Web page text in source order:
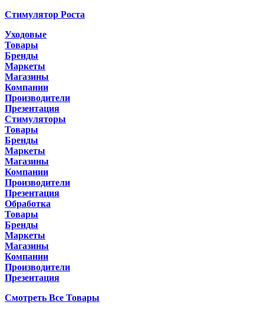
Стимулятор Роста
Уходовые
Товары
Бренды
Маркеты
Магазины
Компании
Производители
Презентация
Стимуляторы
Товары
Бренды
Маркеты
Магазины
Компании
Производители
Презентация
Обработка
Товары
Бренды
Маркеты
Магазины
Компании
Производители
Презентация
Смотреть Все Товары